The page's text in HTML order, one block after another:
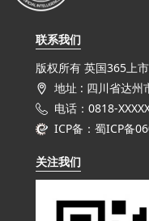
联系我们
版权所有 英国365上
地址 : 四川省达州
电话：0818-
ICP备：蜀ICP备
关注我们